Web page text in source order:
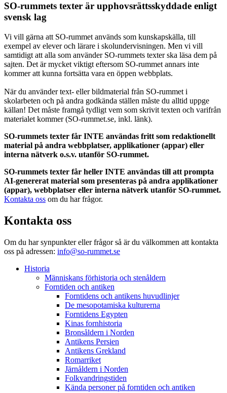
SO-rummets texter är upphovsrättsskyddade enligt
svensk lag
Vi vill gärna att SO-rummet används som kunskapskälla, till
exempel av elever och lärare i skolundervisningen. Men vi vill
samtidigt att alla som använder SO-rummets texter ska läsa dem på
sajten. Det är mycket viktigt eftersom SO-rummet annars inte
kommer att kunna fortsätta vara en öppen webbplats.
När du använder text- eller bildmaterial från SO-rummet i
skolarbeten och på andra godkända ställen måste du alltid uppge
källan! Det måste framgå tydligt vem som skrivit texten och varifrån
materialet kommer (SO-rummet.se, inkl. länk).
SO-rummets texter får INTE användas fritt som redaktionellt
material på andra webbplatser, applikationer (appar) eller
interna nätverk o.s.v. utanför SO-rummet.
SO-rummets texter får heller INTE användas till att prompta
AI-genererat material som presenteras på andra applikationer
(appar), webbplatser eller interna nätverk utanför SO-rummet.
Kontakta oss om du har frågor.
Kontakta oss
Om du har synpunkter eller frågor så är du välkommen att kontakta
oss på adressen: info@so-rummet.se
Historia
Människans förhistoria och stenåldern
Forntiden och antiken
Forntidens och antikens huvudlinjer
De mesopotamiska kulturerna
Forntidens Egypten
Kinas fornhistoria
Bronsåldern i Norden
Antikens Persien
Antikens Grekland
Romarriket
Järnåldern i Norden
Folkvandringstiden
Kända personer på forntiden och antiken